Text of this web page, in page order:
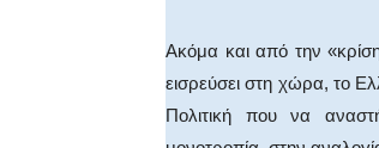
Aκόμα και από την
εισρεύσει στη χώρα, το
Πολιτική που να